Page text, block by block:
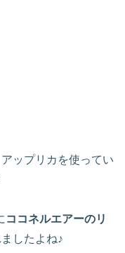
ップリカを使ってい
ココネルエアーのリ
したよね♪